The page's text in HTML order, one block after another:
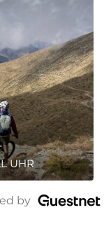
UHR
by